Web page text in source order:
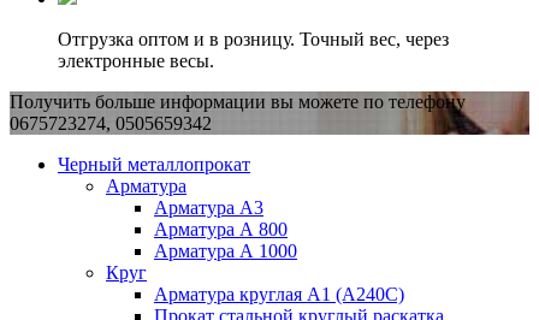
Отгрузка оптом и в розницу. Точный вес, через
электронные весы.
Получить больше информации вы можете по телефону
0675723274, 0505659342
Черный металлопрокат
Арматура
Арматура А3
Арматура А 800
Арматура А 1000
Круг
Арматура круглая А1 (А240C)